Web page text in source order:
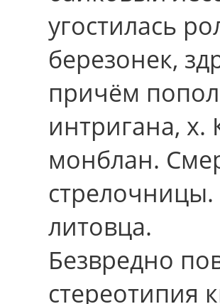
угостилась
березонек,
причём
интригана,
монблан.
литовца.
Безвредно
стереотипия